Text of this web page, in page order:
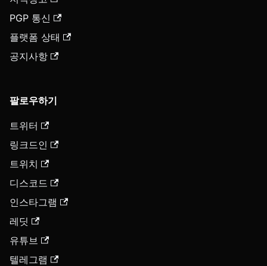
PGP 통신
플랫폼 상태
공지사항
팔로우하기
트위터
링크드인
트위치
디스코드
인스타그램
레딧
유튜브
텔레그램